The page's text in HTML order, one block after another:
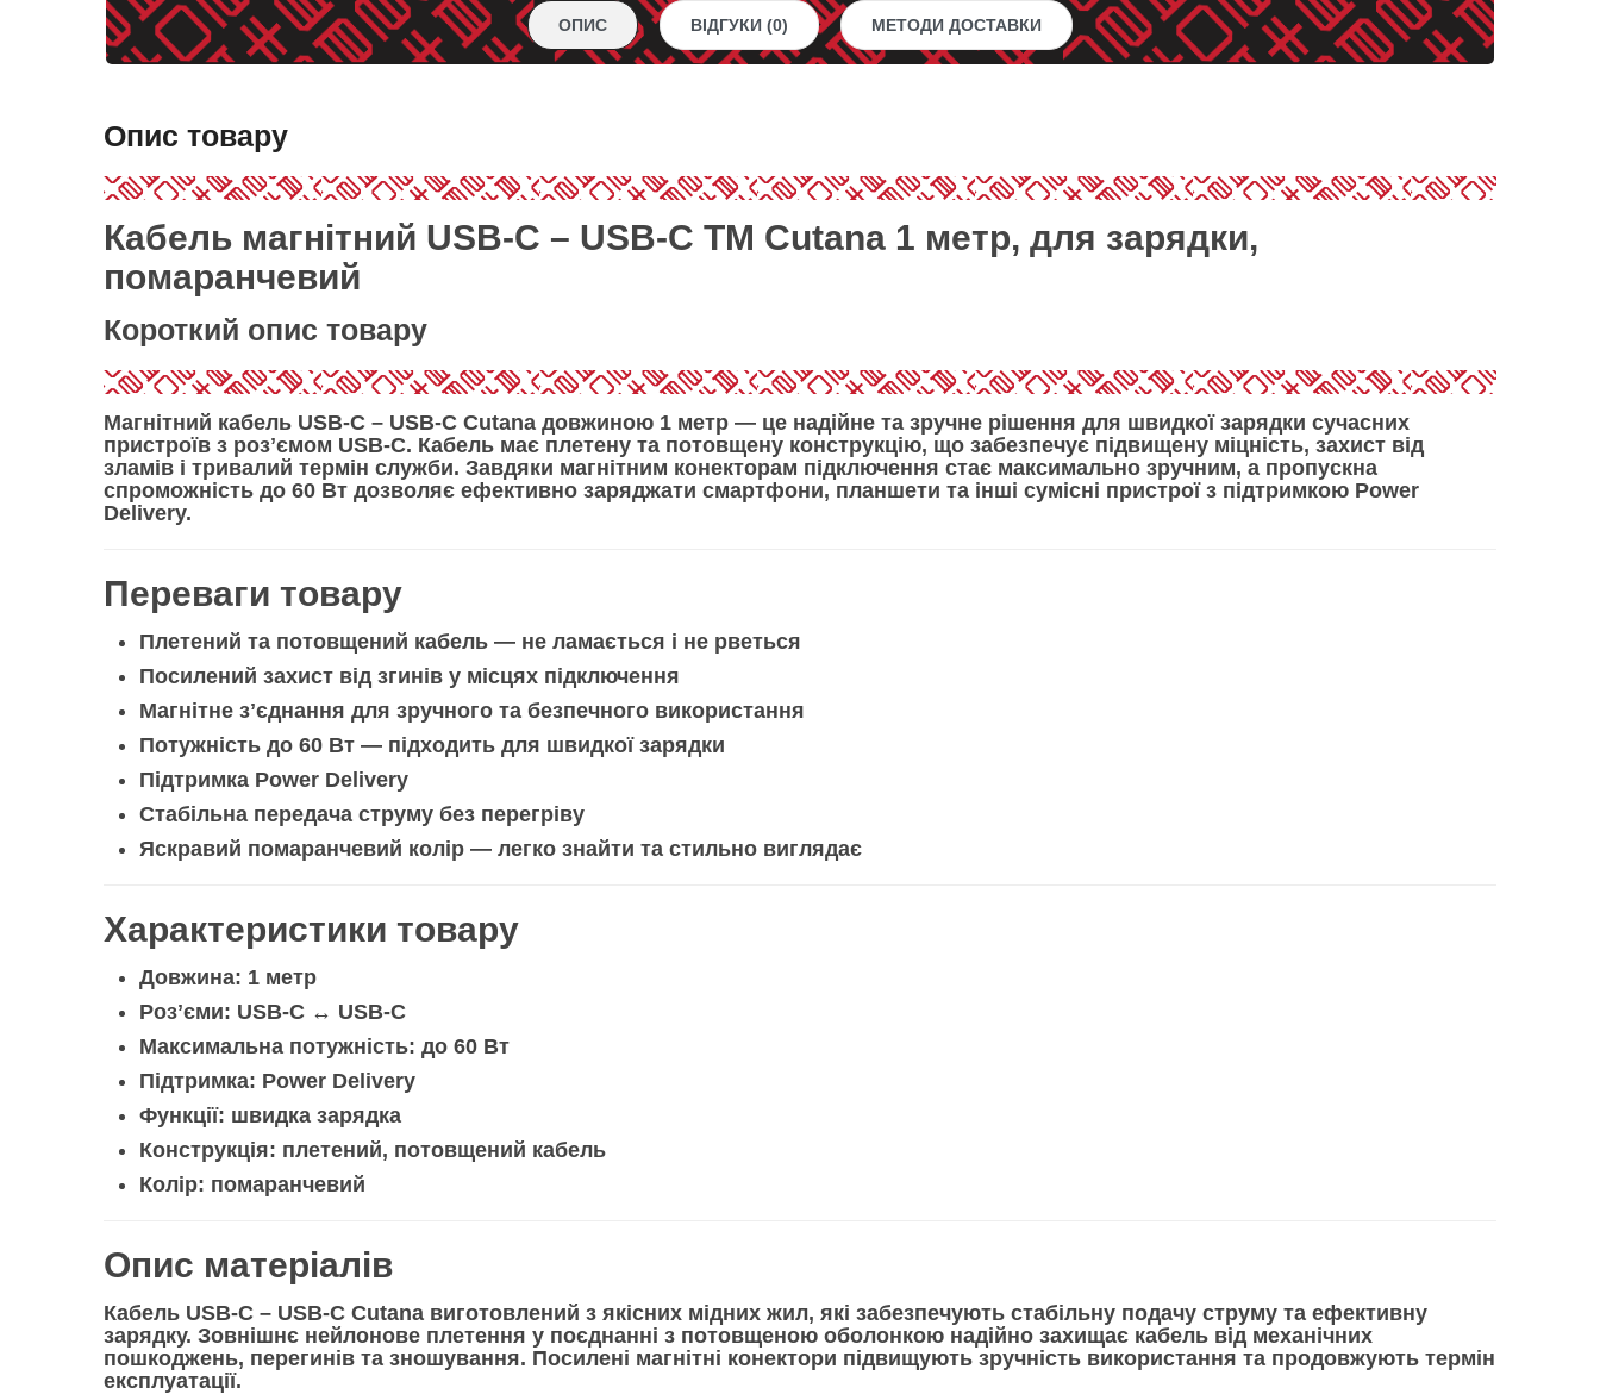
ОПИС ВІДГУКИ (0) МЕТОДИ ДОСТАВКИ
Опис товару
Кабель магнітний USB-C – USB-C ТМ Cutana 1 метр, для зарядки,
помаранчевий
Короткий опис товару
Магнітний кабель USB-C – USB-C Cutana довжиною 1 метр — це надійне та зручне рішення для швидкої зарядки сучасних
пристроїв з розʼємом USB-C. Кабель має плетену та потовщену конструкцію, що забезпечує підвищену міцність, захист від
зламів і тривалий термін служби. Завдяки магнітним конекторам підключення стає максимально зручним, а пропускна
спроможність до 60 Вт дозволяє ефективно заряджати смартфони, планшети та інші сумісні пристрої з підтримкою Power
Delivery.
Переваги товару
Плетений та потовщений кабель — не ламається і не рветься
Посилений захист від згинів у місцях підключення
Магнітне зʼєднання для зручного та безпечного використання
Потужність до 60 Вт — підходить для швидкої зарядки
Підтримка Power Delivery
Стабільна передача струму без перегріву
Яскравий помаранчевий колір — легко знайти та стильно виглядає
Характеристики товару
Довжина: 1 метр
Розʼєми: USB-C ↔ USB-C
Максимальна потужність: до 60 Вт
Підтримка: Power Delivery
Функції: швидка зарядка
Конструкція: плетений, потовщений кабель
Колір: помаранчевий
Опис матеріалів
Кабель USB-C – USB-C Cutana виготовлений з якісних мідних жил, які забезпечують стабільну подачу струму та ефективну
зарядку. Зовнішнє нейлонове плетення у поєднанні з потовщеною оболонкою надійно захищає кабель від механічних
пошкоджень, перегинів та зношування. Посилені магнітні конектори підвищують зручність використання та продовжують термін
експлуатації.